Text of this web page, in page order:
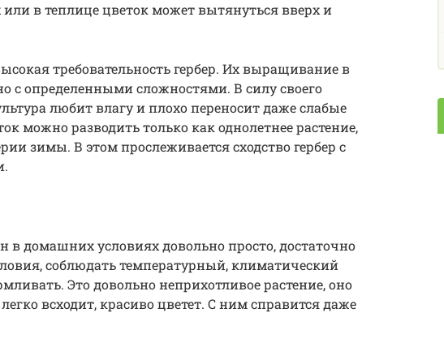
в теплице цветок может вытянуться вверх и
требовательность гербер. Их выращивание в
с определенными сложностями. В силу своего
любит влагу и плохо переносит даже слабые
можно разводить только как однолетнее растение,
зимы. В этом прослеживается сходство гербер с
в домашних условиях довольно просто, достаточно
соблюдать температурный, климатический
Это довольно неприхотливое растение, оно
всходит, красиво цветет. С ним справится даже